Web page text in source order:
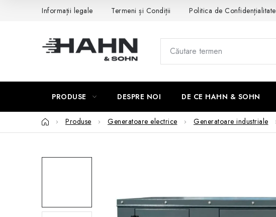
Informații legale Termeni și Condiții Politica de Confidențialitate
PRODUSE DESPRE NOI DE CE HAHN & SOHN
AcasăProduse Generatoare electrice Generatoare industriale